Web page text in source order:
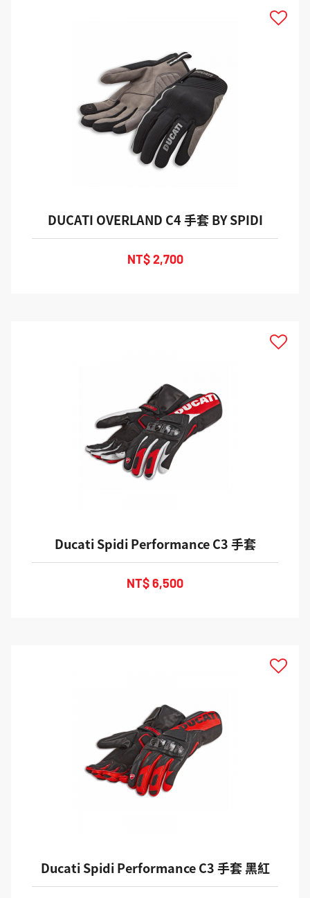
DUCATI OVERLAND C4 手套 BY SPIDI
NT$ 2,700
Ducati Spidi Performance C3 手套
NT$ 6,500
Ducati Spidi Performance C3 手套 黑紅